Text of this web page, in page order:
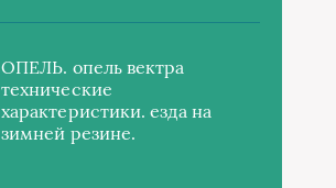
ОПЕЛЬ. опель вектра
технические
характеристики. езда на
зимней резине.